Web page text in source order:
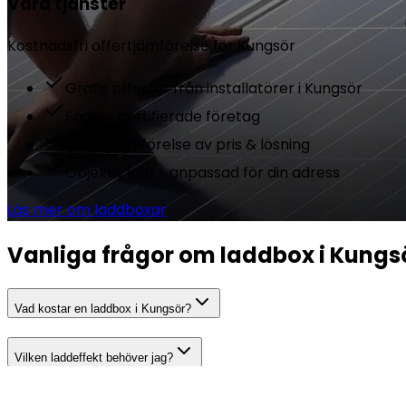
Kostnadsfri offertjämförelse förKungsör
Gratis offerter från installatörer i Kungsör
Endast certifierade företag
Smidig jämförelse av pris & lösning
Objektiv info - anpassad för din adress
Läs mer om laddboxar
Vanliga frågor om laddbox i
Vad kostar en laddbox i Kungsör?
Vilken laddeffekt behöver jag?